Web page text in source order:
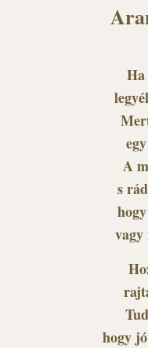
Ha
A
s
hogy